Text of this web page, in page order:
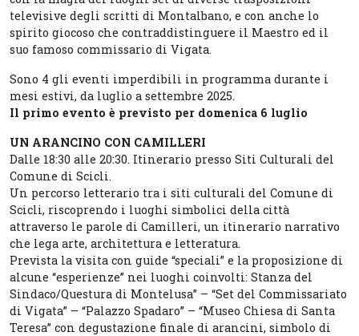
televisive degli scritti di Montalbano, e con anche lo
spirito giocoso che contraddistinguere il Maestro ed il
suo famoso commissario di Vigata.
Sono 4 gli eventi imperdibili in programma durante i
mesi estivi, da luglio a settembre 2025.
Il primo evento è previsto per domenica 6 luglio
UN ARANCINO CON CAMILLERI
Dalle 18:30 alle 20:30. Itinerario presso Siti Culturali del
Comune di Scicli.
Un percorso letterario tra i siti culturali del Comune di
Scicli, riscoprendo i luoghi simbolici della città
attraverso le parole di Camilleri, un itinerario narrativo
che lega arte, architettura e letteratura.
Prevista la visita con guide “speciali” e la proposizione di
alcune “esperienze” nei luoghi coinvolti: Stanza del
Sindaco/Questura di Montelusa” – “Set del Commissariato
di Vigata” – “Palazzo Spadaro” – “Museo Chiesa di Santa
Teresa” con degustazione finale di arancini, simbolo di